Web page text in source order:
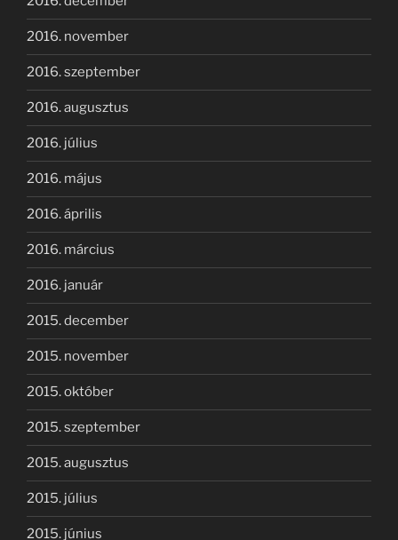
2016. november
2016. szeptember
2016. augusztus
2016. július
2016. május
2016. április
2016. március
2016. január
2015. december
2015. november
2015. október
2015. szeptember
2015. augusztus
2015. július
2015. június